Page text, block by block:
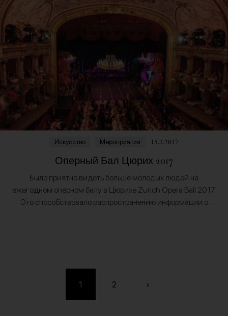
Искусство Мероприятия 15.3.2017
Оперный Бал Цюрих 2017
Было приятно видеть больше молодых людей на
ежегодном оперном балу в Цюрихе Zurich Opera Ball 2017.
Это способствовало распространению информации о
1 2 ›